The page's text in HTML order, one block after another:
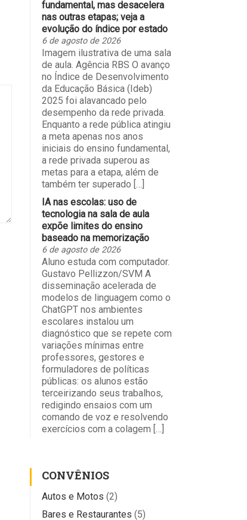
fundamental, mas desacelera
nas outras etapas; veja a
evolução do índice por estado
6 de agosto de 2026
Imagem ilustrativa de uma sala
de aula. Agência RBS O avanço
no Índice de Desenvolvimento
da Educação Básica (Ideb)
2025 foi alavancado pelo
desempenho da rede privada.
Enquanto a rede pública atingiu
a meta apenas nos anos
iniciais do ensino fundamental,
a rede privada superou as
metas para a etapa, além de
também ter superado […]
IA nas escolas: uso de
tecnologia na sala de aula
expõe limites do ensino
baseado na memorização
6 de agosto de 2026
Aluno estuda com computador.
Gustavo Pellizzon/SVM A
disseminação acelerada de
modelos de linguagem como o
ChatGPT nos ambientes
escolares instalou um
diagnóstico que se repete com
variações mínimas entre
professores, gestores e
formuladores de políticas
públicas: os alunos estão
terceirizando seus trabalhos,
redigindo ensaios com um
comando de voz e resolvendo
exercícios com a colagem […]
CONVÊNIOS
Autos e Motos (2)
Bares e Restaurantes (5)